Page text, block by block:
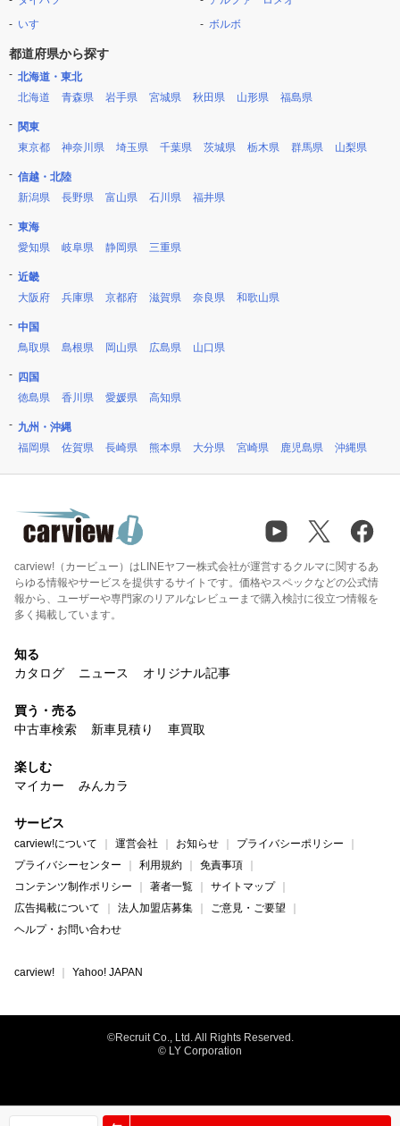
いすゞ
ボルボ
都道府県から探す
北海道・東北
北海道
青森県 岩手県 宮城県 秋田県 山形県 福島県
関東
東京都
神奈川県 埼玉県 千葉県 茨城県 栃木県 群馬県 山梨県
信越・北陸
新潟県
長野県 富山県 石川県 福井県
東海
愛知県
岐阜県 静岡県 三重県
近畿
大阪府
兵庫県 京都府 滋賀県 奈良県 和歌山県
中国
鳥取県
島根県 岡山県 広島県 山口県
四国
徳島県
香川県 愛媛県 高知県
九州・沖縄
福岡県
佐賀県 長崎県 熊本県 大分県 宮崎県 鹿児島県 沖縄県
carview!（カービュー）はLINEヤフー株式会社が運営するクルマに関するあ
らゆる情報やサービスを提供するサイトです。価格やスペックなどの公式情
報から、ユーザーや専門家のリアルなレビューまで購入検討に役立つ情報を
多く掲載しています。
知る
カタログ
ニュース オリジナル記事
買う・売る
中古車検索
新車見積り 車買取
楽しむ
マイカー
みんカラ
サービス
carview!について 運営会社 お知らせ
プライバシーポリシー
プライバシーセンター
利用規約
免責事項
コンテンツ制作ポリシー
著者一覧
サイトマップ
広告掲載について
法人加盟店募集
ご意見・ご要望
ヘルプ・お問い合わせ
carview! Yahoo! JAPAN
©Recruit Co., Ltd. All Rights Reserved.
© LY Corporation